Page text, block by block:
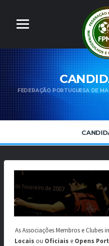
FEDERAÇÃO PORTUGUESA DE
As Associações Membros e Clubes
Locais ou Oficiais e Opens